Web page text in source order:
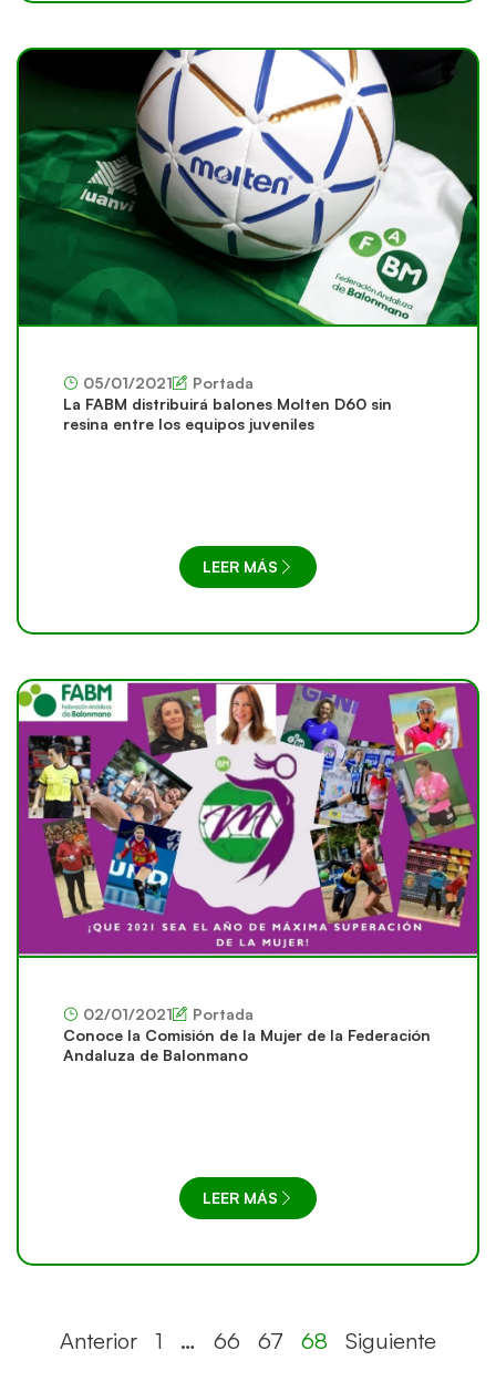
05/01/2021
Portada
La FABM distribuirá balones Molten D60 sin
resina entre los equipos juveniles
LEER MÁS
02/01/2021
Portada
Conoce la Comisión de la Mujer de la Federación
Andaluza de Balonmano
LEER MÁS
Anterior 1 … 66 67 68 Siguiente